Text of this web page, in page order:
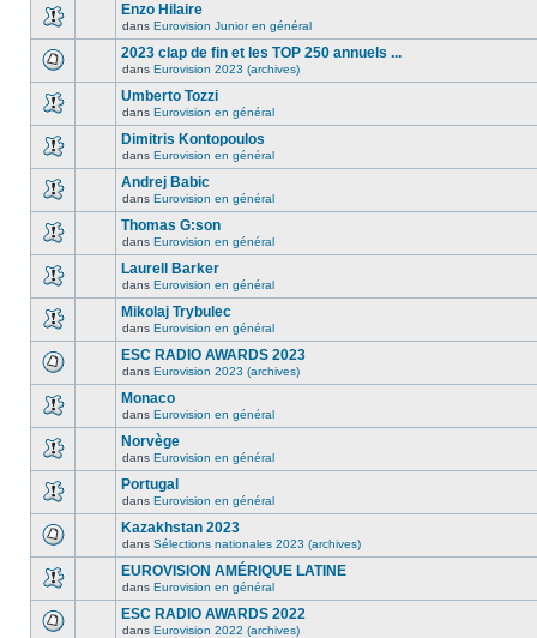
Enzo Hilaire
dans Eurovision Junior en général
2023 clap de fin et les TOP 250 annuels ...
dans Eurovision 2023 (archives)
Umberto Tozzi
dans Eurovision en général
Dimitris Kontopoulos
dans Eurovision en général
Andrej Babic
dans Eurovision en général
Thomas G:son
dans Eurovision en général
Laurell Barker
dans Eurovision en général
Mikolaj Trybulec
dans Eurovision en général
ESC RADIO AWARDS 2023
dans Eurovision 2023 (archives)
Monaco
dans Eurovision en général
Norvège
dans Eurovision en général
Portugal
dans Eurovision en général
Kazakhstan 2023
dans Sélections nationales 2023 (archives)
EUROVISION AMÉRIQUE LATINE
dans Eurovision en général
ESC RADIO AWARDS 2022
dans Eurovision 2022 (archives)